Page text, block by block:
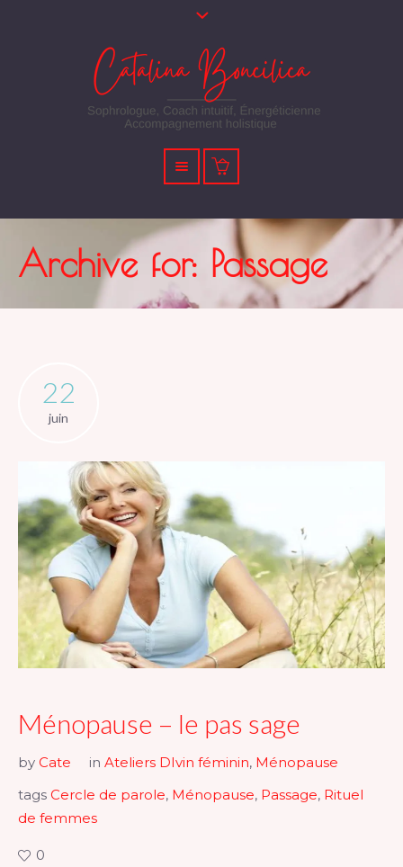
Archive for: Passage
22
juin
Ménopause – le pas sage
by Cate in Ateliers DIvin féminin, Ménopause
tags Cercle de parole, Ménopause, Passage, Rituel
de femmes
0